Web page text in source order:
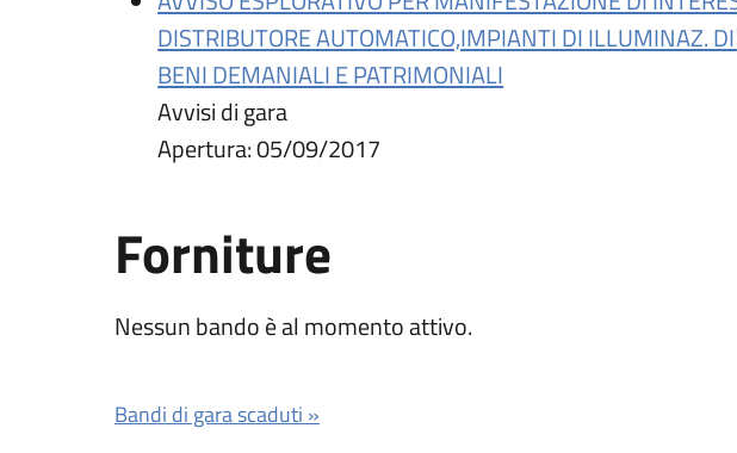
DISTRIBUTORE AUTOMATICO,IMPIANTI DI ILLUMINAZ.
BENI DEMANIALI E PATRIMONIALI
Avvisi di gara
Apertura:05/09/2017
Forniture
Nessun bando è al momento attivo.
Bandi di gara scaduti »